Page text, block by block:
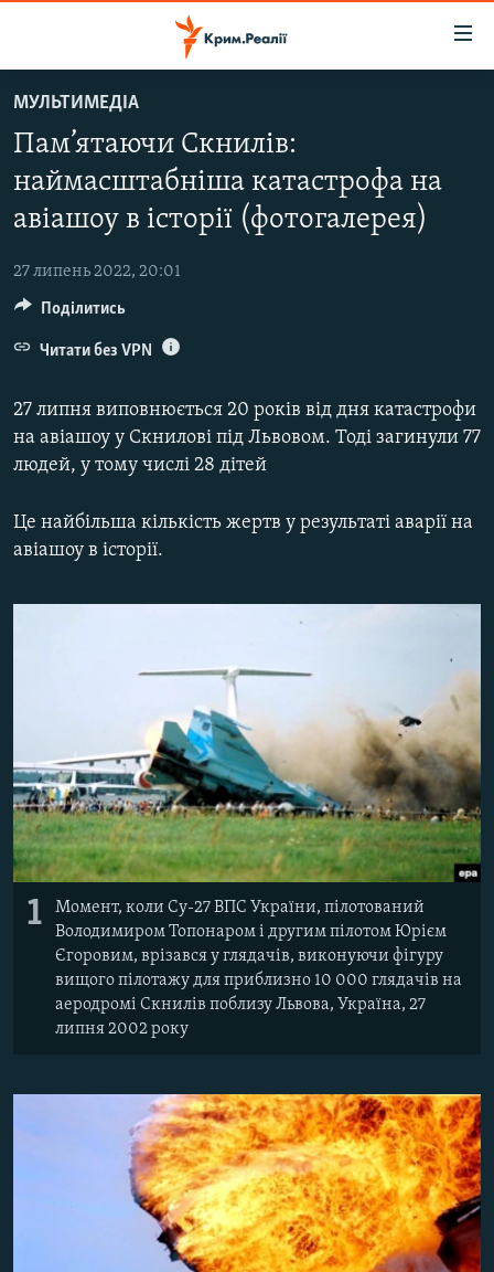
до
основного
матеріалу
до
навігації
Перейти
ВОДА.КРИМ
ВІДЕО ТА ФОТО
ПОЛІТИКА
БЛОГИ
ПОГЛЯД
ІНТЕРВ'Ю
СПЕЦПРОЕКТИ
ДЕПОРТАЦІЯ
ВІДЕОУРОКИ «ELIFBE»
СВІДЧЕННЯ ОКУПАЦІЇ
ЯК ОБІЙТИ БЛОКУВАННЯ
Русский
Усі сайти RFE/RL
МУЛЬТИМЕДІА
Пам’ятаючи Скнилів:
наймасштабніша катастрофа на
авіашоу в історії (фотогалерея)
27 липень 2022, 20:01
27 липня виповнюється 20 років від дня катастрофи
на авіашоу у Скнилові під Львовом. Тоді загинули 77
людей, у тому числі 28 дітей
Це найбільша кількість жертв у результаті аварії на
авіашоу в історії.
1
Момент, коли Су-27 ВПС України, пілотований
Володимиром Топонаром і другим пілотом Юрієм
Єгоровим, врізався у глядачів, виконуючи фігуру
вищого пілотажу для приблизно 10 000 глядачів на
аеродромі Скнилів поблизу Львова, Україна, 27
липня 2002 року
Поділитись
Читати без VPN